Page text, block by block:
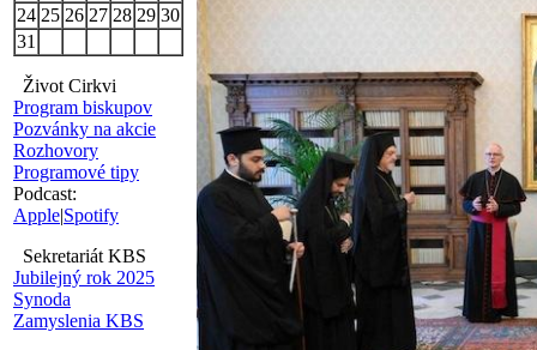
24 25 26 27 28 29 30
31
Život Cirkvi
Program biskupov
Pozvánky na akcie
Rozhovory
Programové tipy
Podcast:
Apple|Spotify
Sekretariát KBS
Jubilejný rok 2025
Synoda
Zamyslenia KBS